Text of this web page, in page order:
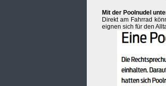
Mit der Poolnudel
Direkt am Fahrrad
eignen sich für den